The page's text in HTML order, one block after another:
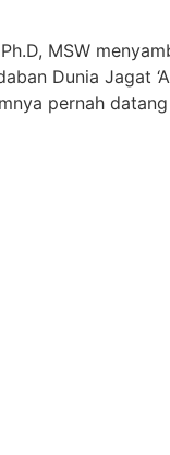
MSW
Dunia Jagat
pernah